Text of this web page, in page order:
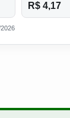
R$ 4,17